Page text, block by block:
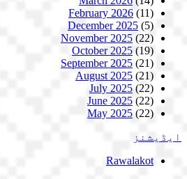
February 2026 (11)
December 2025 (5)
November 2025 (22)
October 2025 (19)
September 2025 (21)
August 2025 (21)
July 2025 (22)
June 2025 (22)
May 2025 (22)
ایڈیشنز
Rawalakot